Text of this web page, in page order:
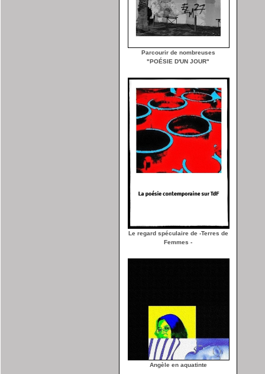
Parcourir de nombreuses
"POÉSIE D'UN JOUR"
Le regard spéculaire de -Terres de
Femmes -
Angèle en aquatinte